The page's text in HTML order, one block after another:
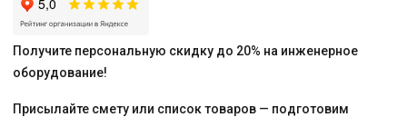
Получите персональную скидку до 20% на инженерное
оборудование!
Присылайте смету или список товаров — подготовим